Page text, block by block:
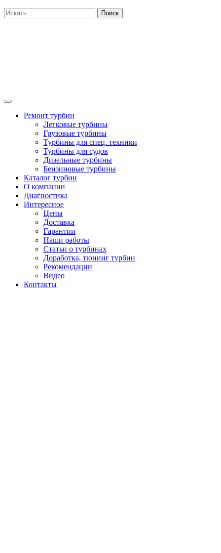
Поиск
Ремонт турбин
Легковые турбины
Грузовые турбины
Турбины для спец. техники
Турбины для судов
Дизельные турбины
Бензиновые турбины
Каталог турбин
О компании
Диагностика
Интересное
Цены
Доставка
Гарантии
Наши работы
Статьи о турбинах
Доработка, тюнинг турбин
Рекомендации
Видео
Контакты